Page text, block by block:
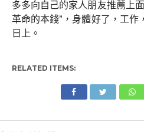
多多向自己的家人朋友推薦上
革命的本錢”，身體好了，工作
日上。
RELATED ITEMS: